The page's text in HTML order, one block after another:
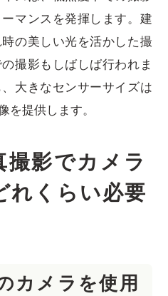
マンスを発揮します。建
の美しい光を活かした撮
撮影もしばしば行われま
大きなセンサーサイズは
を提供します。
撮影でカメラ
れくらい必要
カメラを使用